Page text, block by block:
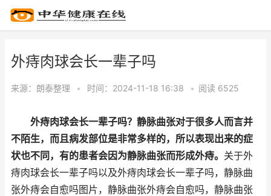
外痔肉球会长一辈子吗
来源： 朗泰整理 • 时间：2024-11-18 16:38 • 阅读 6525
外痔肉球会长一辈子吗？静脉曲张对于很多人而言并
不陌生，而且病发部位是非常多样的，所以表现出来的症
状也不同，有的患者会因为静脉曲张而形成外痔。 关于外
痔肉球会长一辈子吗以及外痔肉球会长一辈子吗，静脉曲
张外痔会自愈吗图片，静脉曲张外痔会自愈吗，静脉曲张